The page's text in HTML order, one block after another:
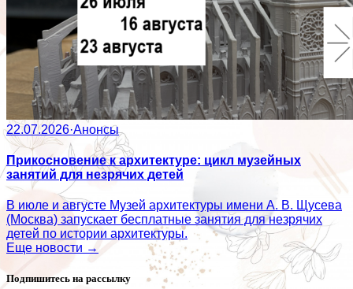
22.07.2026·Анонсы
Прикосновение к архитектуре: цикл музейных
занятий для незрячих детей
В июле и августе Музей архитектуры имени А. В. Щусева
(Москва) запускает бесплатные занятия для незрячих
детей по истории архитектуры.
Еще новости →
Подпишитесь на рассылку